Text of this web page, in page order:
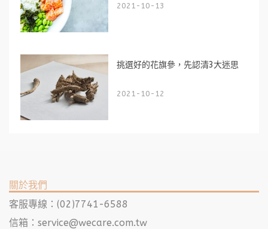
2021-10-13
挑選好的花旗參，先認清3大迷思
2021-10-12
關於我們
客服專線：(02)7741-6588
信箱： service@wecare.com.tw